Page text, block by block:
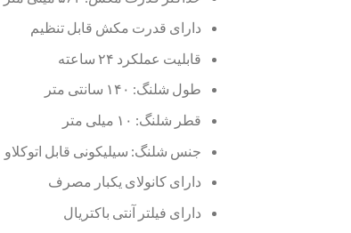
دارای قدرت مکش قابل تنظیم
قابلیت عملکرد ۲۴ ساعته
طول شلنگ: ۱۴۰ سانتی متر
قطر شلنگ: ۱۰ میلی متر
جنس شلنگ: سیلیکونی قابل اتوکلاو
دارای کانولای یکبار مصرف
دارای فیلتر آنتی باکتریال